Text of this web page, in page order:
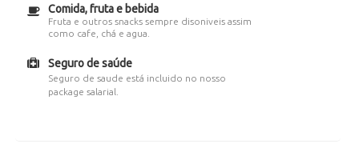
Comida, fruta e bebida
Fruta e outros snacks sempre disoniveis assim
como cafe, chá e agua.
Seguro de saúde
Seguro de saude está incluido no nosso
package salarial.